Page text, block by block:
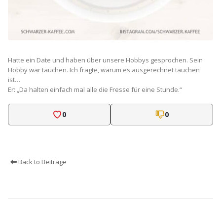
Hatte ein Date und haben über unsere Hobbys gesprochen. Sein
Hobby war tauchen. Ich fragte, warum es ausgerechnet tauchen
ist…
Er: „Da halten einfach mal alle die Fresse für eine Stunde.“
0 0
Back to Beiträge